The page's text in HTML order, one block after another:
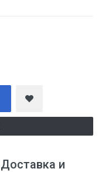
Доставка и